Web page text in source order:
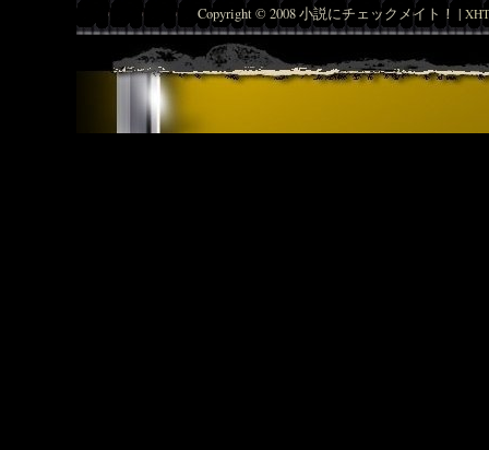
Copyright © 2008 小説にチェックメイト！ |